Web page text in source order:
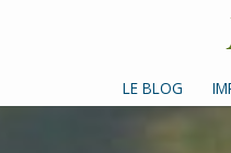
LE BLOG